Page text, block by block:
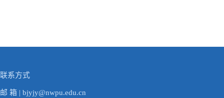
联系方式
邮 箱 | bjyjy@nwpu.edu.cn